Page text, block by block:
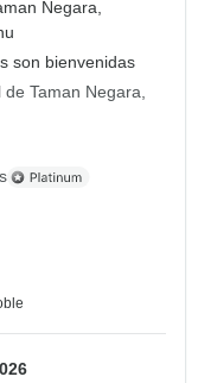
Negara,
son bienvenidas
de Taman Negara